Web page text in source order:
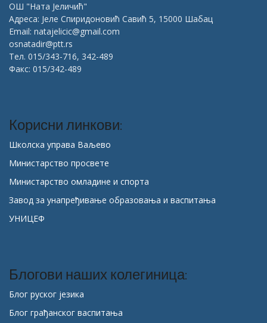
ОШ "Ната Јеличић"
Адреса: Јеле Спиридоновић Савић 5, 15000 Шабац
Email: natajelicic@gmail.com
osnatadir@ptt.rs
Тел. 015/343-716, 342-489
Факс: 015/342-489
Корисни линкови:
Школска управа Ваљево
Министарство просвете
Министарство омладине и спорта
Завод за унапређивање образовања и васпитања
УНИЦЕФ
Блогови наших колегиница:
Блог руског језика
Блог грађанског васпитања